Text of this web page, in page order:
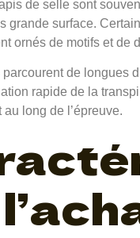
de selle sont
grande surface.
ornés de motifs et de
de longues
rapide de la
au long de l’épreuve.